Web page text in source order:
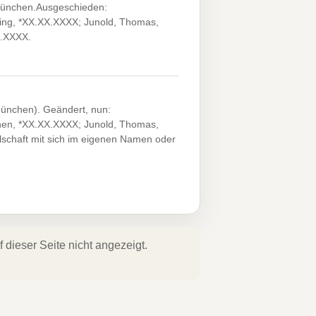
*XX.XX.XXXX; Junold, Thomas,
Geändert, nun:
*XX.XX.XXXX; Junold, Thomas,
mit sich im eigenen Namen oder
Seite nicht angezeigt.